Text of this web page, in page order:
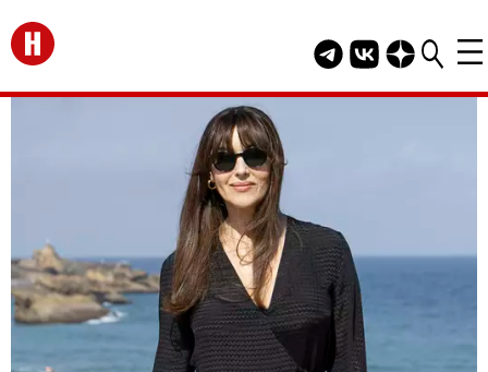
Перейти на главную
Telegram канал
Группа HELLO
Канал